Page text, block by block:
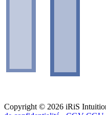
Copyright © 2026 iRiS